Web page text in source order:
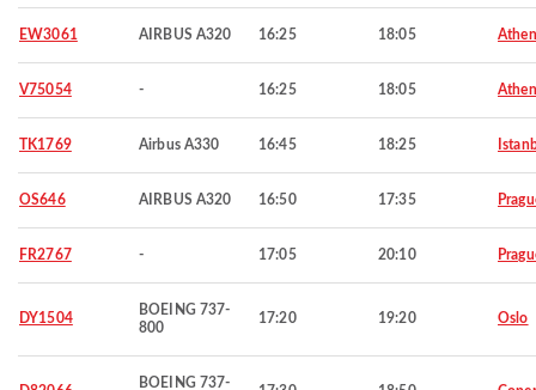
EW3061 AIRBUS A320 16:25 18:05
V75054 - 16:25 18:05
TK1769 Airbus A330 16:45 18:25
OS646 AIRBUS A320 16:50 17:35
FR2767 - 17:05 20:10
DY1504
BOEING 737-
800
17:20 19:20 Oslo
BOEING 737-